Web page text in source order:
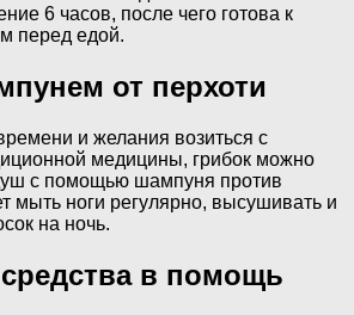
6 часов, после чего готова к
перед едой.
от перхоти
и желания возиться с
медицины, грибок можно
с помощью шампуня против
мыть ноги регулярно, высушивать и
на ночь.
в помощь